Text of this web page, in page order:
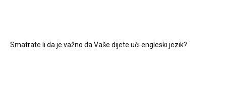
Smatrate li da je važno da Vaše dijete uči engleski jezik?